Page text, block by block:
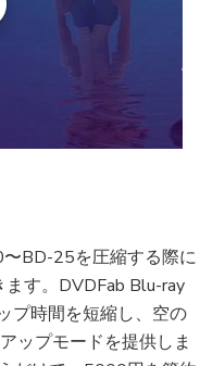
BD-25を圧縮する際に
す。DVDFab Blu-ray
プ時間を短縮し、空の
ップモードを提供しま